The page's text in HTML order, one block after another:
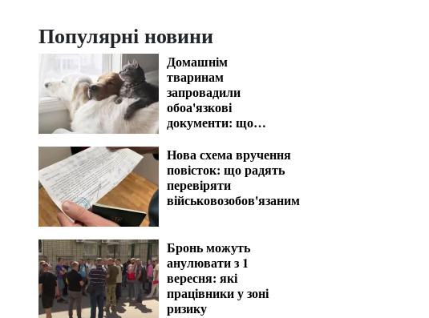
Популярні новини
Домашнім
тваринам
запровадили
обоа'язкові
документи: що
господарі
Нова схема вручення
повісток: що радять
перевіряти
військовозобов'язаним
Бронь можуть
анулювати з 1
вересня: які
працівники у зоні
ризику